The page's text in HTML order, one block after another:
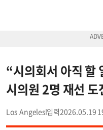
“시의회서 아직
시의원 2명 재선 도
Los Angeles 2026.05.19